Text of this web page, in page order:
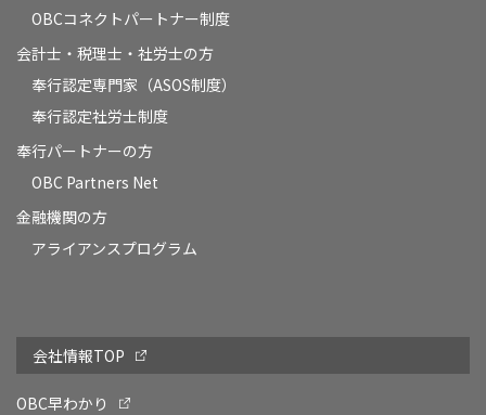
OBCコネクトパートナー制度
会計士・税理士・社労士の方
奉行認定専門家（ASOS制度）
奉行認定社労士制度
奉行パートナーの方
OBC Partners Net
金融機関の方
アライアンスプログラム
会社情報TOP
OBC早わかり